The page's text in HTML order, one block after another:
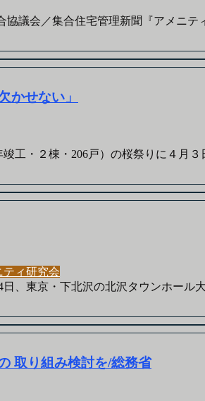
議会／集合住宅管理新聞『アメニテ
かせない」
工・２棟・206戸）の桜祭りに４月
ティ研究会
、東京・下北沢の北沢タウンホール
取り組み検討を/総務省